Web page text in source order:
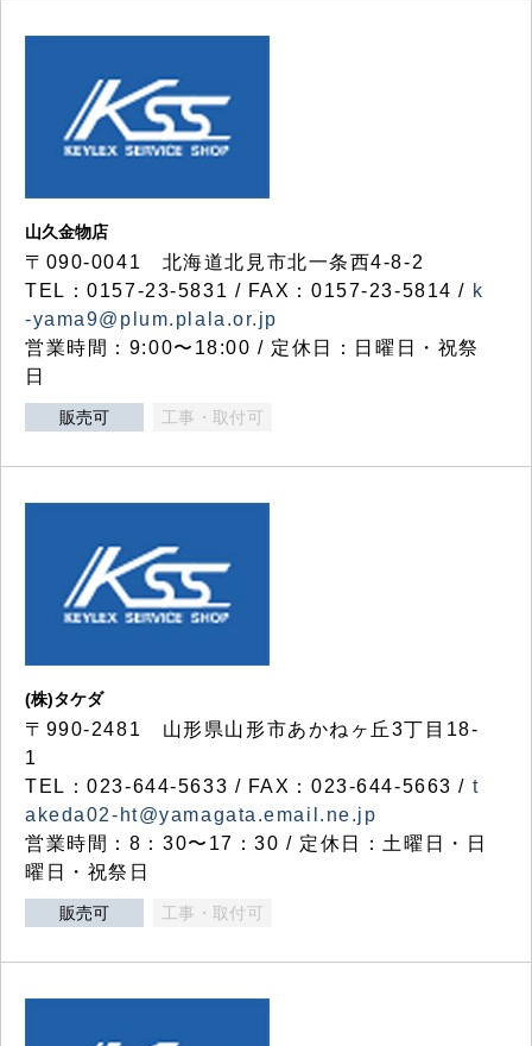
山久金物店
〒090-0041 北海道北見市北一条西4-8-2
TEL：0157-23-5831 / FAX：0157-23-5814 / k
-yama9@plum.plala.or.jp
営業時間：9:00〜18:00 / 定休日：日曜日・祝祭
日
販売可 工事・取付可
(株)タケダ
〒990-2481 山形県山形市あかねヶ丘3丁目18-
1
TEL：023-644-5633 / FAX：023-644-5663 / t
akeda02-ht@yamagata.email.ne.jp
営業時間：8：30〜17：30 / 定休日：土曜日・日
曜日・祝祭日
販売可 工事・取付可